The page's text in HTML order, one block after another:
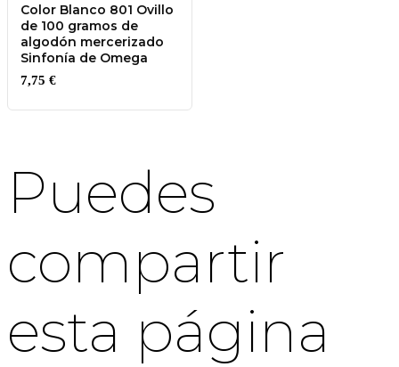
Color Blanco 801 Ovillo
de 100 gramos de
algodón mercerizado
Sinfonía de Omega
7,75 €
Puedes
compartir
esta página